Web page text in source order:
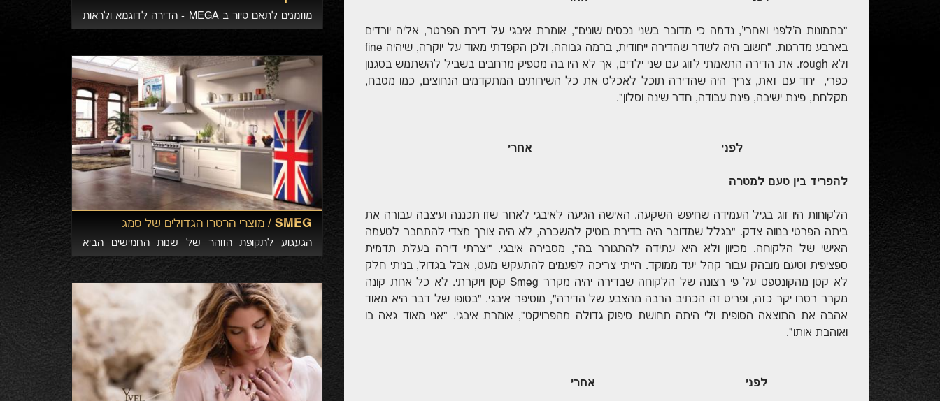
"בתמונות ה'לפני ואחרי', נדמה כי מדובר בשני נכסים שונים", אומרת איבגי על דירת הפרטר, אליה יורדים
בארבע מדרגות. "חשוב היה לשדר שהדירה ייחודית, ברמה גבוהה, ולכן הקפדתי מאוד על יוקרה, שיהיה fine
ולא rough. את הדירה התאמתי לזוג עם שני ילדים, אך לא היו בה מספיק מרחבים בשביל להשתמש בסגנון
כפרי, יחד עם זאת, צריך היה שהדירה תוכל לאכלס את כל השירותים המתקדמים הנחוצים, כמו מטבח,
מקלחת, פינת ישיבה, פינת עבודה, חדר שינה וסלון".
לפני אחרי
להפריד בין טעם למטרה
הלקוחות היו זוג בגיל העמידה שחיפש השקעה. האישה הגיעה לאיבגי לאחר שזו תכננה ועיצבה עבורה את
ביתה הפרטי בנווה צדק. "בגלל שמדובר היה בדירת בוטיק להשכרה, לא היה צורך מצדי להתחבר לטעמה
האישי של הלקוחה. מכיוון ולא היא עתידה להתגורר בה", מסבירה איבגי. "יצרתי דירה בעלת תדמית
ספציפית וטעם מובהק עבור קהל יעד ממוקד. הייתי צריכה לפעמים להתעקש מעט, אבל בגדול, בניתי חלק
לא קטן מהקונספט על פי רצונה של הלקוחה שבדירה יהיה מקרר Smeg קטן ויוקרתי. לא כל אחת קונה
מקרר רטרו יקר כזה, ופריט זה הכתיב הרבה מהצבע של הדירה", מוסיפר איבגי. "בסופו של דבר היא מאוד
אהבה את התוצאה הסופית ולי היתה תחושת סיפוק גדולה מהפרויקט", אומרת איבגי. "אני מאוד גאה בו
ואוהבת אותו".
לפני אחרי
מוזמנים לתאם סיור ב MEGA - הדירה לדוגמא ולראות
את כל תל אביב פרוסה לנגד עיניכם. חווית המגורים
וגימור ברמה ואיכות מהגבוהים ביותר בישראל.
SMEG / מוצרי הרטרו הגדולים של סמג
הגעגוע לתקופת הזוהר של שנות החמישים הביא
ליצירת קו המוצרים בהשראת סגנון שנות החמישים –
סדרת מוצרי סמג בעיצובי רטרו מרהיבים. עיצובי וינטג
קלאסיים בעלי קווים מעוגלים וצבעים מלאי חיים,
המשתלבים בטבעיות עם הטכנולוגיות המתקדמות
ביותר. לקביעת פגישת VIP, ניתן ליצור קשר טלפונית
077-2318770